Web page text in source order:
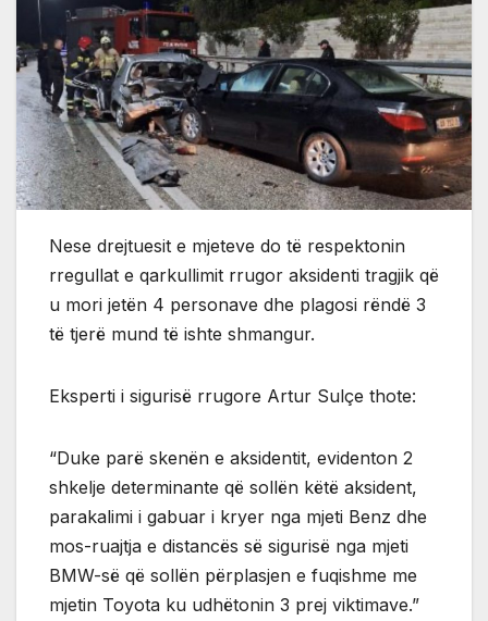
Nese drejtuesit e mjeteve do të respektonin
rregullat e qarkullimit rrugor aksidenti tragjik që
u mori jetën 4 personave dhe plagosi rëndë 3
të tjerë mund të ishte shmangur.
Eksperti i sigurisë rrugore Artur Sulçe thote:
“Duke parë skenën e aksidentit, evidenton 2
shkelje determinante që sollën këtë aksident,
parakalimi i gabuar i kryer nga mjeti Benz dhe
mos-ruajtja e distancës së sigurisë nga mjeti
BMW-së që sollën përplasjen e fuqishme me
mjetin Toyota ku udhëtonin 3 prej viktimave.”